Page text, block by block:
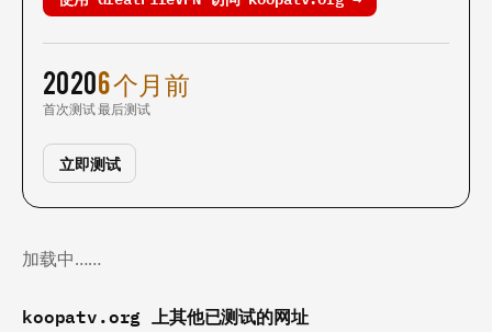
2020
首次测试
6 个月前
最后测试
立即测试
加载中……
koopatv.org 上其他已测试的网址